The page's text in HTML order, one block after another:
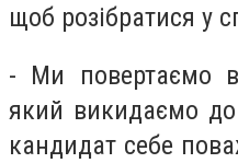
щоб розібратися у
- Ми повертаємо
який викидаємо
кандидат себе